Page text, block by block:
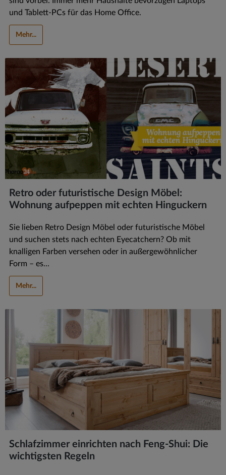
und Tablett-PCs für das Home Office.
Mehr...
Retro oder futuristische Design Möbel:
Wohnung aufpeppen mit echten Hinguckern
Sie lieben Retro Design Möbel oder futuristische Möbel
und suchen stets nach echten Eyecatchern? Ob mit
knalligen Farben versehen oder in außergewöhnlicher
Form – es...
Mehr...
Schlafzimmer einrichten nach Feng-Shui: Die
wichtigsten Regeln